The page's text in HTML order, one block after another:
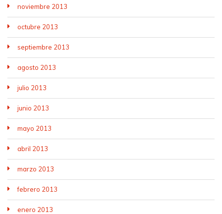
noviembre 2013
octubre 2013
septiembre 2013
agosto 2013
julio 2013
junio 2013
mayo 2013
abril 2013
marzo 2013
febrero 2013
enero 2013